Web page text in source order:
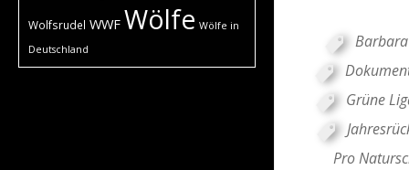
Wolfsrudel WWF Wölfe Wölfe in
Deutschland
Grüne
Pro